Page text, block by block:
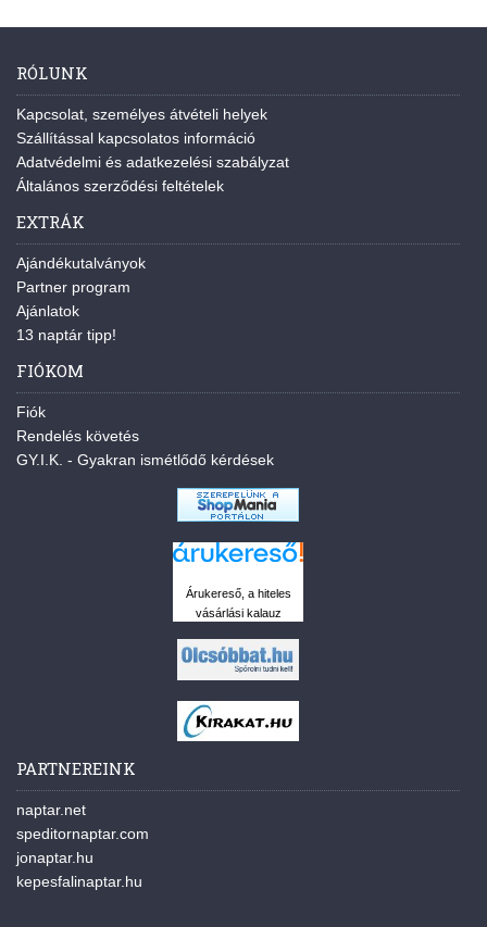
RÓLUNK
Kapcsolat, személyes átvételi helyek
Szállítással kapcsolatos információ
Adatvédelmi és adatkezelési szabályzat
Általános szerződési feltételek
EXTRÁK
Ajándékutalványok
Partner program
Ajánlatok
13 naptár tipp!
FIÓKOM
Fiók
Rendelés követés
GY.I.K. - Gyakran ismétlődő kérdések
Árukereső, a hiteles
vásárlási kalauz
PARTNEREINK
naptar.net
speditornaptar.com
jonaptar.hu
kepesfalinaptar.hu